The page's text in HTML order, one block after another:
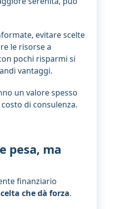
evitare scelte
le risorse a
pochi risparmi si
vantaggi.
un valore spesso
di consulenza.
pesa, ma
finanziario
che dà forza.